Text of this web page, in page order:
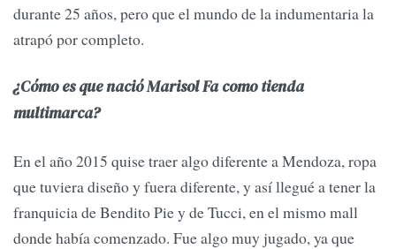
durante 25 años, pero que el mundo de la indumentaria la
atrapó por completo.
¿Cómo es que nació Marisol Fa como tienda
multimarca?
En el año 2015 quise traer algo diferente a Mendoza, ropa
que tuviera diseño y fuera diferente, y así llegué a tener la
franquicia de Bendito Pie y de Tucci, en el mismo mall
donde había comenzado. Fue algo muy jugado, ya que